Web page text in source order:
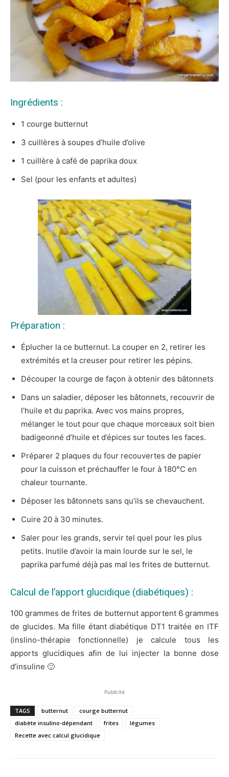
Ingrédients :
1 courge butternut
3 cuillères à soupes d’huile d’olive
1 cuillère à café de paprika doux
Sel (pour les enfants et adultes)
Préparation :
Éplucher la ce butternut. La couper en 2, retirer les
extrémités et la creuser pour retirer les pépins.
Découper la courge de façon à obtenir des bâtonnets
Dans un saladier, déposer les bâtonnets, recouvrir de
l’huile et du paprika. Avec vos mains propres,
mélanger le tout pour que chaque morceaux soit bien
badigeonné d’huile et d’épices sur toutes les faces.
Préparer 2 plaques du four recouvertes de papier
pour la cuisson et préchauffer le four à 180°C en
chaleur tournante.
Déposer les bâtonnets sans qu’ils se chevauchent.
Cuire 20 à 30 minutes.
Saler pour les grands, servir tel quel pour les plus
petits. Inutile d’avoir la main lourde sur le sel, le
paprika parfumé déjà pas mal les frites de butternut.
Calcul de l’apport glucidique (diabétiques) :
100 grammes de frites de butternut apportent 6 grammes
de glucides. Ma fille étant diabétique DT1 traitée en ITF
(inslino-thérapie fonctionnelle) je calcule tous les
apports glucidiques afin de lui injecter la bonne dose
d’insuline 🙂
Publicité
TAGS butternut
courge butternut
diabète insulino-dépendant
frites
légumes
Recette avec calcul glucidique